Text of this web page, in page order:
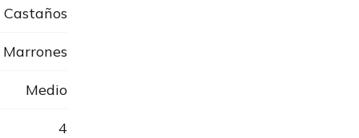
Castaños
Marrones
Medio
4